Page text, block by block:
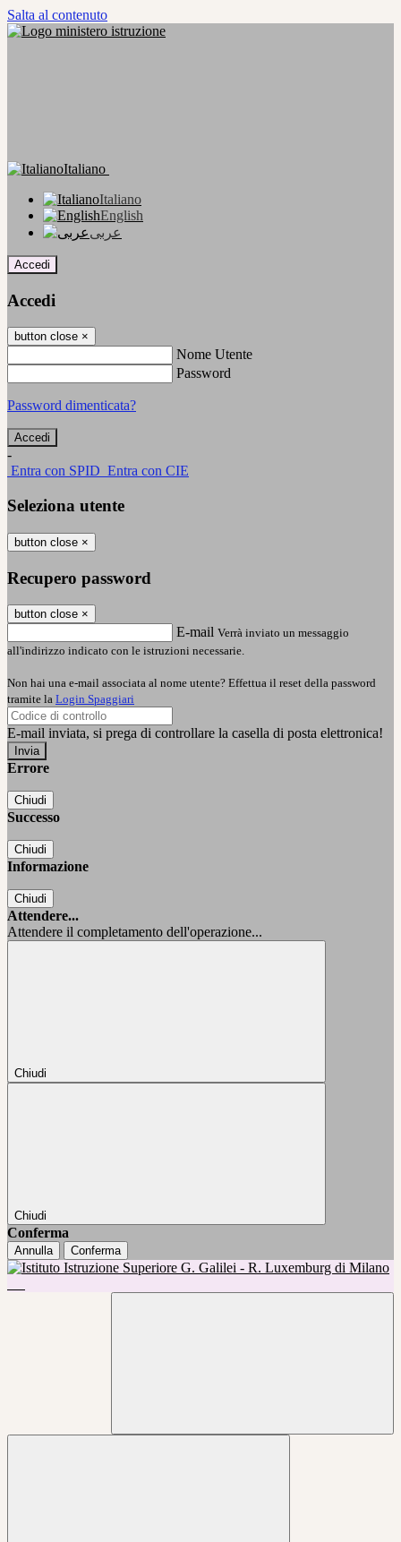
Salta al contenuto
Italiano
Italiano
English
عربى
Accedi
Accedi
button close ×
Nome Utente
Password
Password dimenticata?
-
Entra con SPID Entra con CIE
Seleziona utente
button close ×
Recupero password
button close ×
E-mail Verrà inviato un messaggio
all'indirizzo indicato con le istruzioni necessarie.
Non hai una e-mail associata al nome utente? Effettua il reset della password
tramite la Login Spaggiari
E-mail inviata, si prega di controllare la casella di posta elettronica!
Errore
Chiudi
Successo
Chiudi
Informazione
Chiudi
Attendere...
Attendere il completamento dell'operazione...
Chiudi
Chiudi
Conferma
Annulla Conferma